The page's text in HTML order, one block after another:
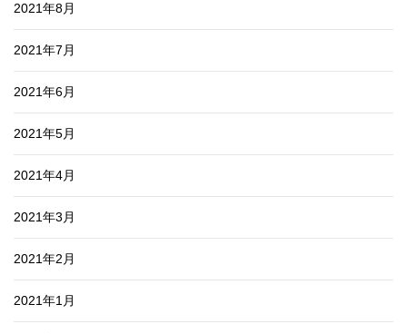
2021年8月
2021年7月
2021年6月
2021年5月
2021年4月
2021年3月
2021年2月
2021年1月